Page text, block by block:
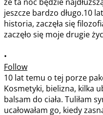
•
Follow
10 lat temu o tej porze
Kosmetyki, bielizna, kilka
balsam do ciała. Tuliłam
ucałowałam go, kiedy